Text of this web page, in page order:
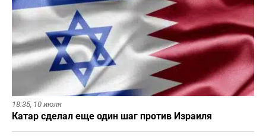
18:35, 10 июля
Катар сделал еще один шаг против Израиля